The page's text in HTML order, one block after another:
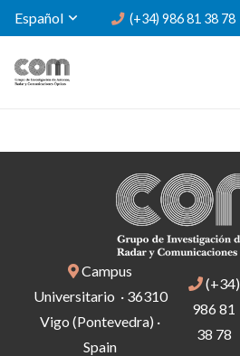
Español (+34) 986 81 38 78
Campus
Universitario · 36310
Vigo (Pontevedra) ·
Spain
(+34)
986 81
38 78